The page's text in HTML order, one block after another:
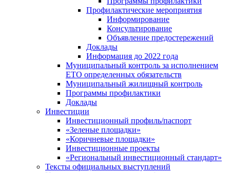
Профилактические мероприятия
Информирование
Консультирование
Объявление предостережений
Доклады
Информация до 2022 года
Муниципальный контроль за исполнением
ЕТО определенных обязательств
Муниципальный жилищный контроль
Программы профилактики
Доклады
Инвестиции
Инвестиционный профиль/паспорт
«Зеленые площадки»
«Коричневые площадки»
Инвестиционные проекты
«Региональный инвестиционный стандарт»
Тексты официальных выступлений